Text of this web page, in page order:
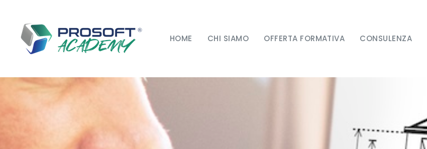
HOME CHI SIAMO OFFERTA FORMATIVA CONSULENZA